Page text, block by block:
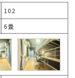
102
6畳